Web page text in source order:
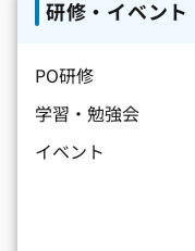
研修・イベント
PO研修
学習・勉強会
イベント